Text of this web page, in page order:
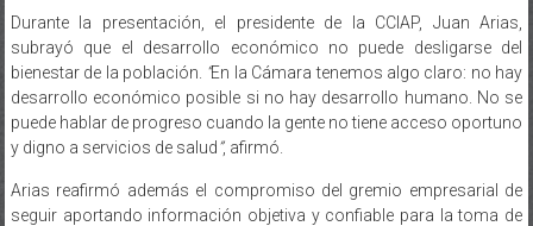
Durante la presentación, el presidente de la CCIAP, Juan Arias,
subrayó que el desarrollo económico no puede desligarse del
bienestar de la población. “En la Cámara tenemos algo claro: no hay
desarrollo económico posible si no hay desarrollo humano. No se
puede hablar de progreso cuando la gente no tiene acceso oportuno
y digno a servicios de salud”, afirmó.
Arias reafirmó además el compromiso del gremio empresarial de
seguir aportando información objetiva y confiable para la toma de